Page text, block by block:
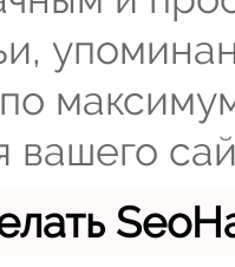
вашего